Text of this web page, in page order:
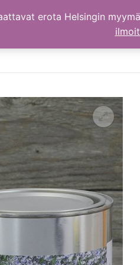
erota Helsingin